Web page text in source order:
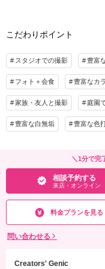
その他含むもの
ロケ地までの往復交通費
相談予約する
来店・オンライン
撮影料
着付け
アルバム
衣装追加
家族と撮影
こだわりポイント
スタジオでの撮影 豊富
フォト＋会食 豊富なカ
家族・友人と撮影 庭園
豊富な白無垢 豊富な色
＼1分で完
相談予約する
来店・オンライン
料金プランを見る
問い合わせる
Creators' Genic